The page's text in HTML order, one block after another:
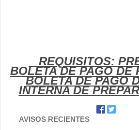
REQUISITOS:
BOLETA DE PAGO DE
BOLETA DE PAGO
INTERNA DE
AVISOS RECIENTES